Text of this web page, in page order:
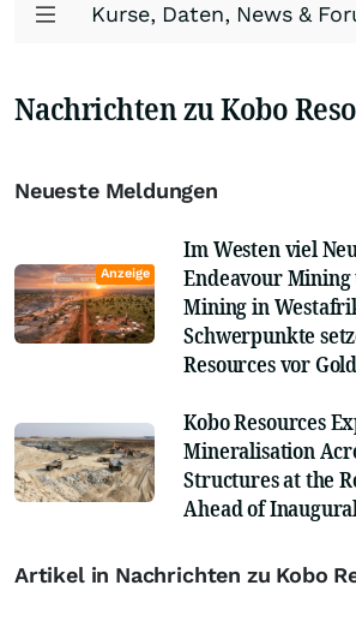
Kurse, Daten, News &
Nachrichten zu Kobo
Neueste Meldungen
Anzeige
Im Westen viel
Endeavour Mining
Mining in
Schwerpunkte
Resources vor
Kobo Resources
Mineralisation
Structures at the
Ahead of
Artikel in Nachrichten zu Kobo